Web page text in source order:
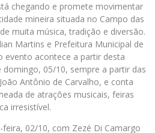
chegando e promete movimentar
mineira situada no Campo das
muita música, tradição e diversão.
Martins e Prefeitura Municipal de
evento acontece a partir desta
05/10, sempre a partir das
Antônio de Carvalho, e conta
de atrações musicais, feiras
irresistível.
02/10, com Zezé Di Camargo